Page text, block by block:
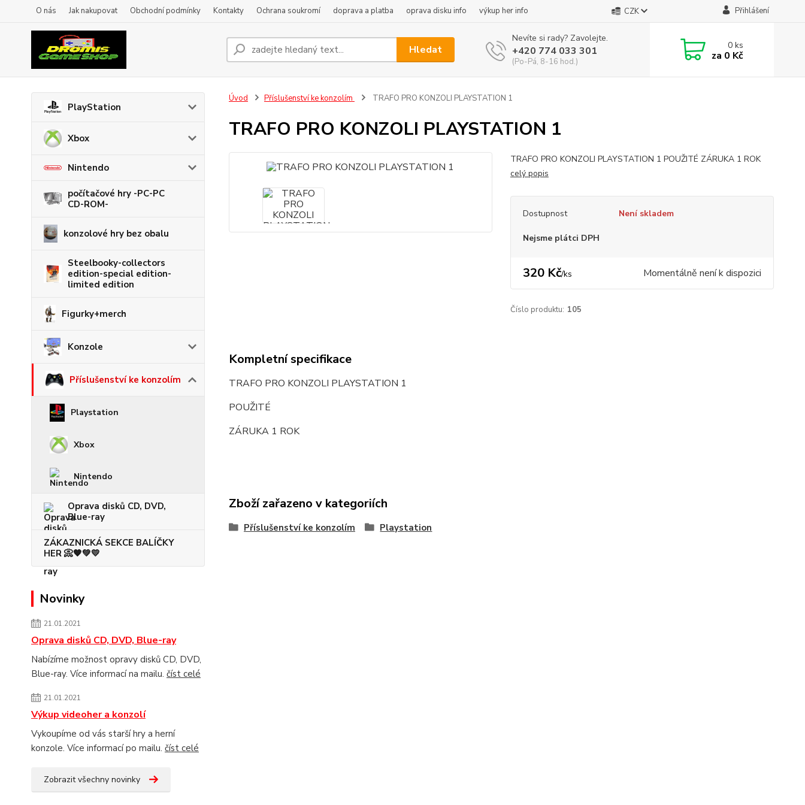
O nás Jak nakupovat Obchodní podmínky Kontakty Ochrana soukromí doprava a platba oprava disku info výkup her info CZK Přihlášení
Hledat
Nevíte si rady? Zavolejte.
+420 774 033 301
(Po-Pá, 8-16 hod.)
0ks
za 0 Kč
PlayStation
Xbox
Nintendo
počítačové hry -PC-PC
CD-ROM-
konzolové hry bez obalu
Steelbooky-collectors
edition-special edition-
limited edition
Figurky+merch
Konzole
Příslušenství ke konzolím
Playstation
Xbox
Nintendo
Oprava disků CD, DVD,
Blue-ray
ZÁKAZNICKÁ SEKCE BALÍČKY
HER 📀🧡💚💛
Novinky
21.01.2021
Oprava disků CD, DVD, Blue-ray
Nabízíme možnost opravy disků CD, DVD,
Blue-ray. Více informací na mailu. číst celé
21.01.2021
Výkup videoher a konzolí
Vykoupíme od vás starší hry a herní
konzole. Více informací po mailu. číst celé
Zobrazit všechny novinky
Úvod Příslušenství ke konzolím TRAFO PRO KONZOLI PLAYSTATION 1
TRAFO PRO KONZOLI PLAYSTATION 1
TRAFO PRO KONZOLI PLAYSTATION 1 POUŽITÉ ZÁRUKA 1 ROK
celý popis
Dostupnost Není skladem
Nejsme plátci DPH
320 Kč/ks Momentálně není k dispozici
Číslo produktu: 105
Kompletní specifikace
TRAFO PRO KONZOLI PLAYSTATION 1
POUŽITÉ
ZÁRUKA 1 ROK
Zboží zařazeno v kategoriích
Příslušenství ke konzolím Playstation